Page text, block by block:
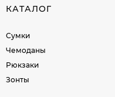
КАТАЛОГ
Сумки
Чемоданы
Рюкзаки
Зонты